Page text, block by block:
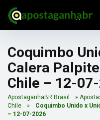
Coquimbo
Calera
Chile – 12-
ApostaganhaBR Brasil »
Chile
»
Coquimbo Unido x
– 12-07-2026